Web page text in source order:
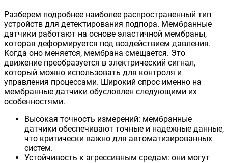
Разберем подробнее наиболее распространенный тип
устройств для детектирования подпора. Мембранные
датчики работают на основе эластичной мембраны,
которая деформируется под воздействием давления.
Когда оно меняется, мембрана смещается. Это
движение преобразуется в электрический сигнал,
который можно использовать для контроля и
управления процессами. Широкий спрос именно на
мембранные датчики обусловлен следующими их
особенностями.
Высокая точность измерений: мембранные
датчики обеспечивают точные и надежные данные,
что критически важно для автоматизированных
систем.
Устойчивость к агрессивным средам: они могут